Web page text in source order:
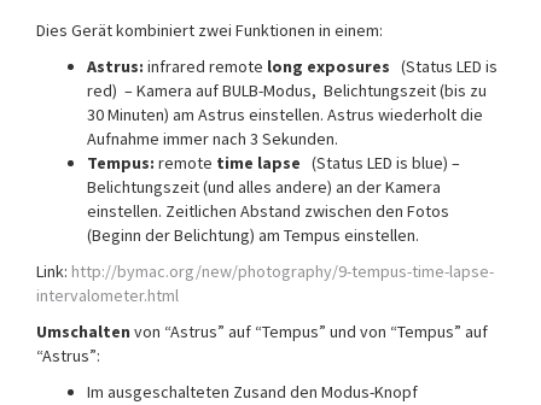
Dies Gerät kombiniert zwei Funktionen in einem:
Astrus: infrared remote long exposures (Status LED is
red) – Kamera auf BULB-Modus, Belichtungszeit (bis zu
30 Minuten) am Astrus einstellen. Astrus wiederholt die
Aufnahme immer nach 3 Sekunden.
Tempus: remote time lapse (Status LED is blue) –
Belichtungszeit (und alles andere) an der Kamera
einstellen. Zeitlichen Abstand zwischen den Fotos
(Beginn der Belichtung) am Tempus einstellen.
Link: http://bymac.org/new/photography/9-tempus-time-lapse-
intervalometer.html
Umschalten von “Astrus” auf “Tempus” und von “Tempus” auf
“Astrus”:
Im ausgeschalteten Zusand den Modus-Knopf